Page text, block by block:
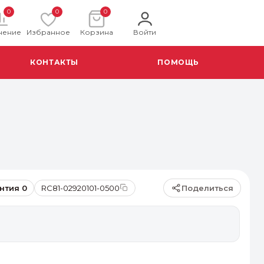
0 0
Избранное
0
Корзина Войти
КОНТАКТЫ ПОМОЩЬ
Поделиться
0 RC81-02920101-0500